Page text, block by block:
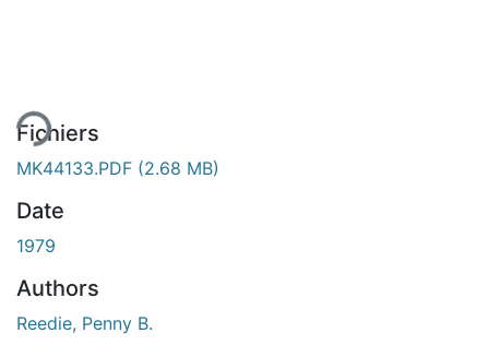
Fichiers
MK44133.PDF (2.68 MB)
Date
1979
Authors
Reedie, Penny B.